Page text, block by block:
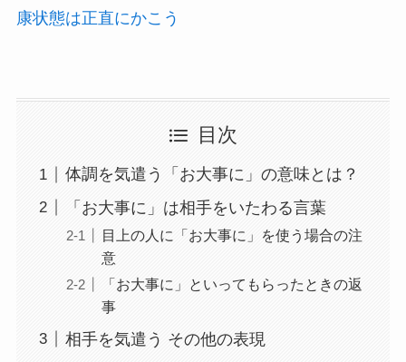
康状態は正直にかこう
目次
体調を気遣う「お大事に」の意味とは？
「お大事に」は相手をいたわる言葉
目上の人に「お大事に」を使う場合の注
意
「お大事に」といってもらったときの返
事
相手を気遣う その他の表現